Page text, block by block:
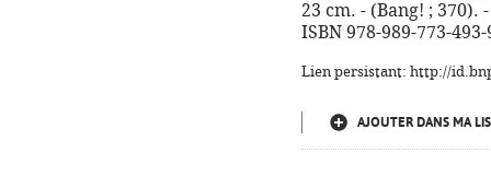
23 cm. - (Bang! ;
ISBN 978-989-773-493-
Lien persistant: http://
AJOUTER DANS MA